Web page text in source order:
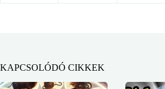
KAPCSOLÓDÓ CIKKEK